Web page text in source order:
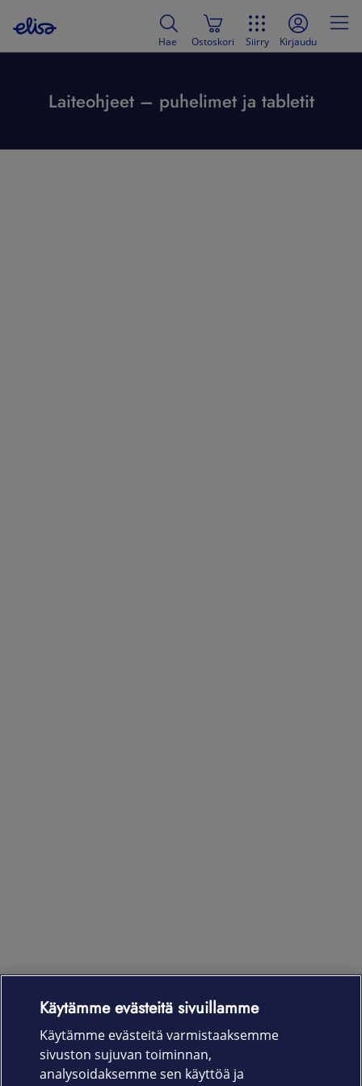
Hae Ostoskori Siirry Kirjaudu
Laiteohjeet – puhelimet ja tabletit
Laitteet & liittymät
Palvelut
Käytämme evästeitä sivuillamme
Käytämme evästeitä varmistaaksemme
sivuston sujuvan toiminnan,
analysoidaksemme sen käyttöä ja